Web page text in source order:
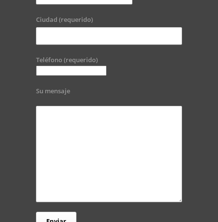
Ciudad (requerido)
Teléfono (requerido)
Su mensaje